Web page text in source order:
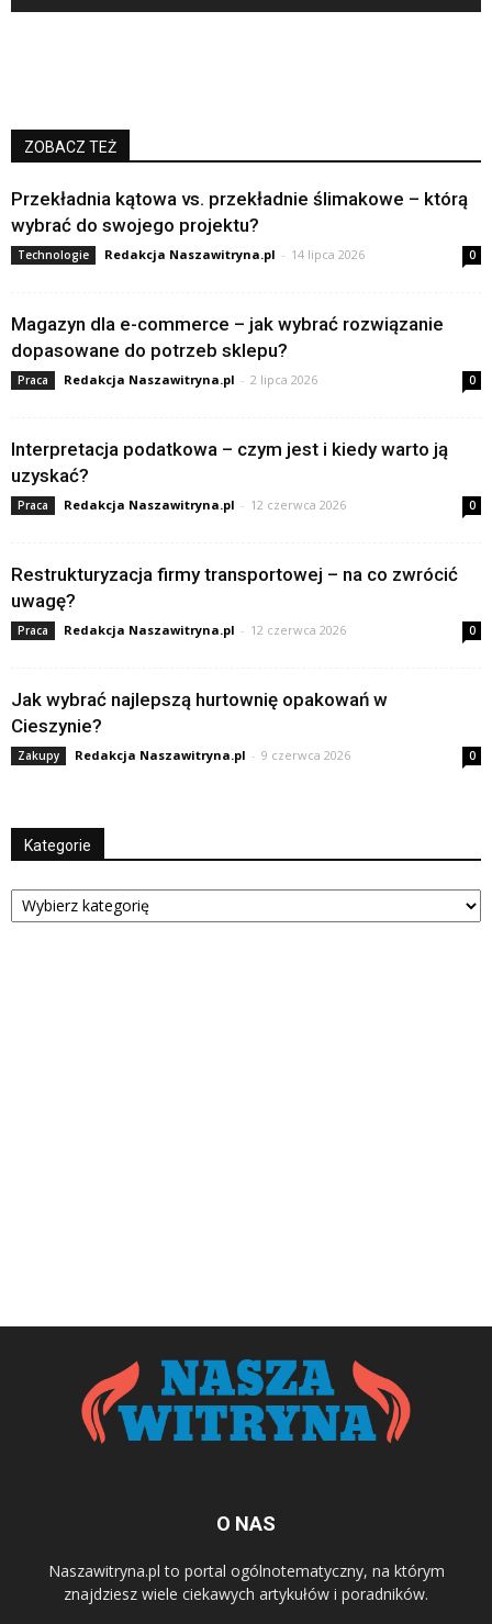
ZOBACZ TEŻ
Przekładnia kątowa vs. przekładnie ślimakowe – którą
wybrać do swojego projektu?
Technologie Redakcja Naszawitryna.pl - 14 lipca 2026 0
Magazyn dla e-commerce – jak wybrać rozwiązanie
dopasowane do potrzeb sklepu?
Praca Redakcja Naszawitryna.pl - 2 lipca 2026 0
Interpretacja podatkowa – czym jest i kiedy warto ją
uzyskać?
Praca Redakcja Naszawitryna.pl - 12 czerwca 2026 0
Restrukturyzacja firmy transportowej – na co zwrócić
uwagę?
Praca Redakcja Naszawitryna.pl - 12 czerwca 2026 0
Jak wybrać najlepszą hurtownię opakowań w
Cieszynie?
Zakupy Redakcja Naszawitryna.pl - 9 czerwca 2026 0
Kategorie
Kategorie
O NAS
Naszawitryna.pl to portal ogólnotematyczny, na którym
znajdziesz wiele ciekawych artykułów i poradników.